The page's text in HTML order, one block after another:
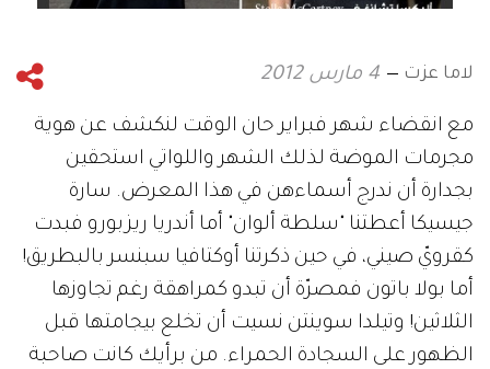
لاما عزت 4 مارس 2012
مع انقضاء شهر فبراير حان الوقت لنكشف عن هوية
مجرمات الموضة لذلك الشهر واللواتي استحقين
بجدارة أن ندرج أسماءهن في هذا المعرض. سارة
جيسيكا أعطتنا "سلطة ألوان" أما أندريا ريزبورو فبدت
كقرويّ صيني، في حين ذكرتنا أوكتافيا سبنسر بالبطريق!
أما بولا باتون فمصرّة أن تبدو كمراهقة رغم تجاوزها
الثلاثين! وتيلدا سوينتن نسيت أن تخلع بيجامتها قبل
الظهور على السجادة الحمراء. من برأيك كانت صاحبة